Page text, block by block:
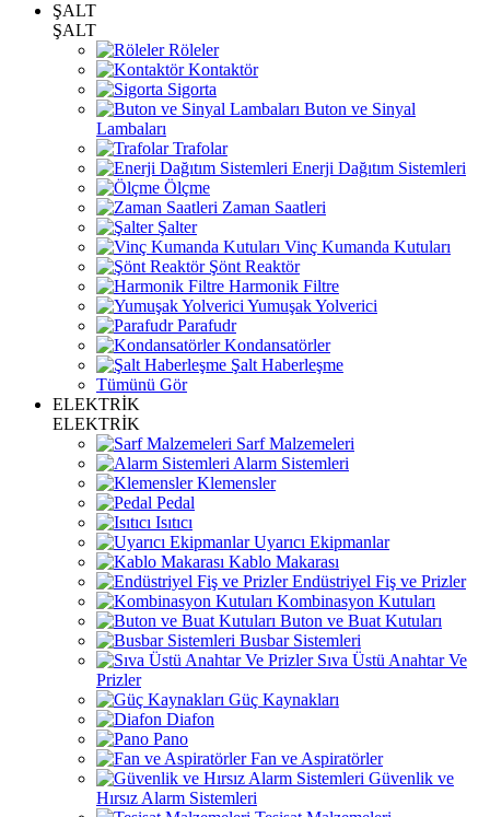
ŞALT
ŞALT
Röleler
Kontaktör
Sigorta
Buton ve Sinyal
Lambaları
Trafolar
Enerji Dağıtım Sistemleri
Ölçme
Zaman Saatleri
Şalter
Vinç Kumanda Kutuları
Şönt Reaktör
Harmonik Filtre
Yumuşak Yolverici
Parafudr
Kondansatörler
Şalt Haberleşme
Tümünü Gör
ELEKTRİK
ELEKTRİK
Sarf Malzemeleri
Alarm Sistemleri
Klemensler
Pedal
Isıtıcı
Uyarıcı Ekipmanlar
Kablo Makarası
Endüstriyel Fiş ve Prizler
Kombinasyon Kutuları
Buton ve Buat Kutuları
Busbar Sistemleri
Sıva Üstü Anahtar Ve
Prizler
Güç Kaynakları
Diafon
Pano
Fan ve Aspiratörler
Güvenlik ve
Hırsız Alarm Sistemleri